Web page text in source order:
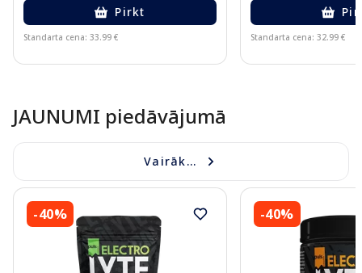
Pirkt
Standarta cena: 33.99 € Standarta cena: 32.99 €
JAUNUMI piedāvājumā
Vairāk...
-40% -40%